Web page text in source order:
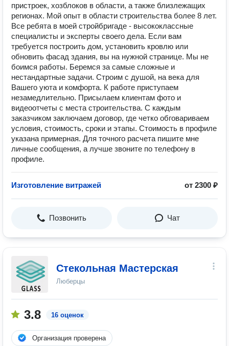
пристроек, хозблоков в области, а также близлежащих
регионах. Мой опыт в области строительства более 8 лет.
Все ребята в моей стройбригаде - высококлассные
специалисты и эксперты своего дела. Если вам
требуется построить дом, установить кровлю или
обновить фасад здания, вы на нужной странице. Мы не
боимся работы. Беремся за самые сложные и
нестандартные задачи. Строим с душой, на века для
Вашего уюта и комфорта. К работе приступаем
незамедлительно. Присылаем клиентам фото и
видеоотчеты с места строительства. С каждым
заказчиком заключаем договор, где четко обговариваем
условия, стоимость, сроки и этапы. Стоимость в профиле
указана примерная. Для точного расчета пишите мне
личные сообщения, а лучше звоните по телефону в
профиле.
Изготовление витражей от 2300 ₽
Позвонить Чат
Стекольная Мастерская
Люберцы
3.8 16 оценок
Организация проверена